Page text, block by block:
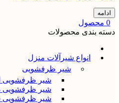
ادامه
0 محصول
دسته بندی محصولات
انواع شیرآلات منزل
شیر ظرفشویی
شیر ظرفشویی
شیر ظرفشویی
شیر ظرفشویی